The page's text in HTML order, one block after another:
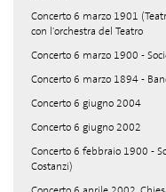
Concerto 6 marzo 1901
con l'orchestra del Teatro
Concerto 6 marzo 1900 -
Concerto 6 marzo 1894 -
Concerto 6 giugno 2004
Concerto 6 giugno 2002
Concerto 6 febbraio 1900 -
Costanzi)